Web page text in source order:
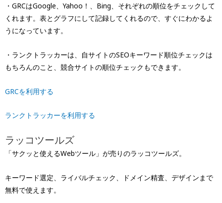
・GRCはGoogle、Yahoo！、Bing、それぞれの順位をチェックして
くれます。表とグラフにして記録してくれるので、すぐにわかるよ
うになっています。
・ランクトラッカーは、自サイトのSEOキーワード順位チェックは
もちろんのこと、競合サイトの順位チェックもできます。
GRCを利用する
ランクトラッカーを利用する
ラッコツールズ
「サクッと使えるWebツール」が売りのラッコツールズ。
キーワード選定、ライバルチェック、ドメイン精査、デザインまで
無料で使えます。